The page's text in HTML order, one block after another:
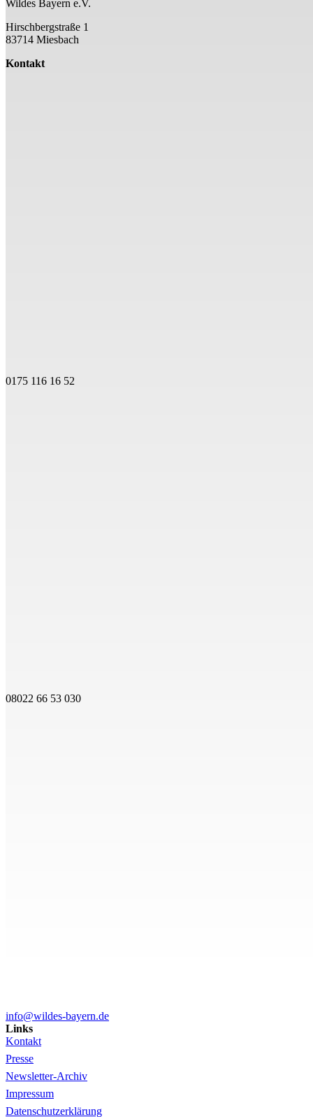
Wildes Bayern e.V.
Hirschbergstraße 1
83714 Miesbach
Kontakt
0175 116 16 52
08022 66 53 030
info@wildes-bayern.de
Links
Kontakt
Presse
Newsletter-Archiv
Impressum
Datenschutzerklärung